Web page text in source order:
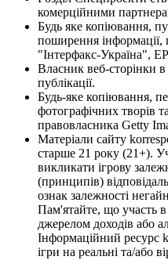
комерційними
Будь яке копіювання,
поширення інформації,
"Інтерфакс-Україна",
Власник веб-сторінки
публікації.
Будь-яке копіювання,
фотографічних творів
правовласника Getty
Матеріали сайту
старше 21 року (21+).
викликати ігрову
(принципів)
ознак залежності
Пам'ятайте, що участь
джерелом доходів або
Інформаційний ресурс
ігри на реальні та/або